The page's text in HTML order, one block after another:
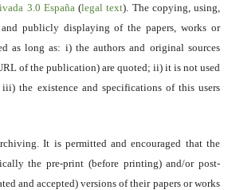
3.0 España(legal text). The copying, using,
and publicly displaying of the papers, works or
as long as: i) the authors and original sources
of the publication) are quoted; ii) it is not used
the existence and specifications of this users
It is permitted and encouraged that the
the pre-print (before printing) and/or post-
and accepted) versions of their papers or works